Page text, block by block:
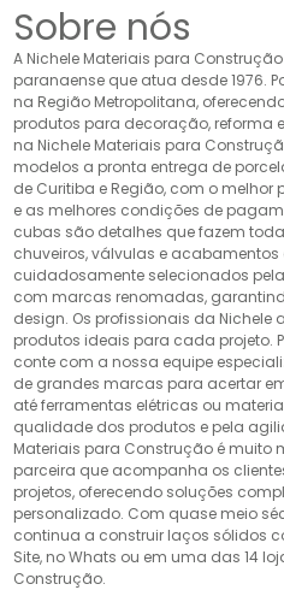
Sobre nós
A Nichele Materiais para
paranaense que atua desde 1976.
na Região Metropolitana,
produtos para decoração, reforma
na Nichele Materiais para
modelos a pronta entrega de
de Curitiba e Região, com o melhor
e as melhores condições de
cubas são detalhes que fazem
chuveiros, válvulas e acabamentos
cuidadosamente selecionados
com marcas renomadas,
design. Os profissionais da Nichele
produtos ideais para cada projeto.
conte com a nossa equipe
de grandes marcas para acertar
até ferramentas elétricas ou
qualidade dos produtos e pela
Materiais para Construção é muito
parceira que acompanha os
projetos, oferecendo soluções
personalizado. Com quase meio
continua a construir laços sólidos
Site, no Whats ou em uma das 14
Construção.